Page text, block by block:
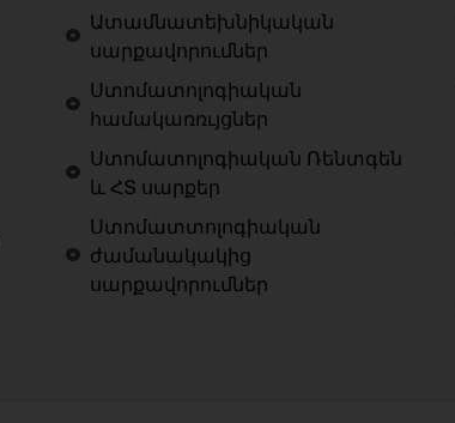
Ատամնատեխնիկական
սարքավորումներ
Ստոմատոլոգիական
համակառռւյցներ
Ստոմատոլոգիական Ռենտգեն
և ՀՏ սարքեր
Ստոմատտոլոգիական
ժամանակակից
սարքավորումներ